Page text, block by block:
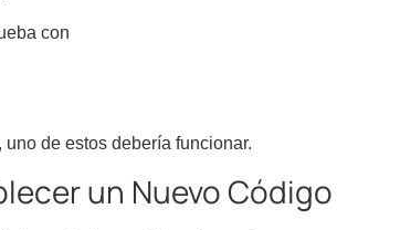
con
de estos debería funcionar.
un Nuevo Código